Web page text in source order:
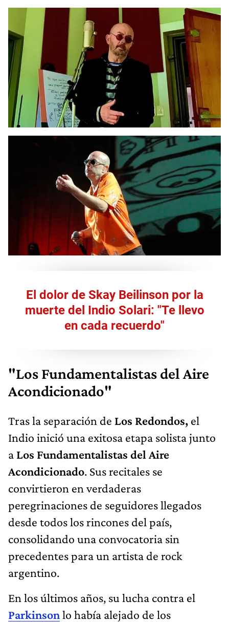
El dolor de Skay Beilinson por la
muerte del Indio Solari: "Te llevo
en cada recuerdo"
"Los Fundamentalistas del Aire
Acondicionado"
Tras la separación de Los Redondos, el
Indio inició una exitosa etapa solista junto
a Los Fundamentalistas del Aire
Acondicionado. Sus recitales se
convirtieron en verdaderas
peregrinaciones de seguidores llegados
desde todos los rincones del país,
consolidando una convocatoria sin
precedentes para un artista de rock
argentino.
En los últimos años, su lucha contra el
Parkinsonlo había alejado de los